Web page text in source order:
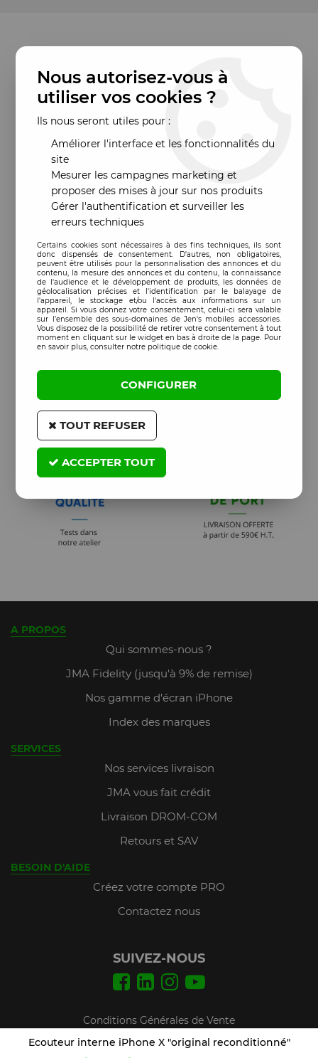
Ecouteur interne iPhone X "original reconditionné"
A PROPOS
Qui sommes-nous ?
JMA Fidelity (jusqu'à 9% de remise)
Nos gamme d'écran iPhone
Index des marques
SERVICES
Nos services livraison
JMA vous fait crédit
Livraison DROM-COM
Retours et SAV
BESOIN D'AIDE
Créez votre compte PRO
Contactez nous
SUIVEZ-NOUS
Conditions Générales de Vente
Mentions légales
Nous autorisez-vous à
utiliser vos cookies ?
Ils nous seront utiles pour :
Améliorer l'interface et les fonctionnalités du
site
Mesurer les campagnes marketing et
proposer des mises à jour sur nos produits
Gérer l'authentification et surveiller les
erreurs techniques
Certains cookies sont nécessaires à des fins techniques, ils sont
donc dispensés de consentement. D'autres, non obligatoires,
peuvent être utilisés pour la personnalisation des annonces et du
contenu, la mesure des annonces et du contenu, la connaissance
de l'audience et le développement de produits, les données de
géolocalisation précises et l'identification par le balayage de
l'appareil, le stockage et/ou l'accès aux informations sur un
appareil. Si vous donnez votre consentement, celui-ci sera valable
sur l’ensemble des sous-domaines de Jen's mobiles accessories.
Vous disposez de la possibilité de retirer votre consentement à tout
moment en cliquant sur le widget en bas à droite de la page. Pour
en savoir plus, consulter notre politique de cookie.
CONFIGURER
TOUT REFUSER
ACCEPTER TOUT